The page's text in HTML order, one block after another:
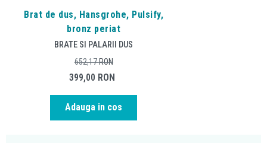
Brat de dus, Hansgrohe, Pulsify,
bronz periat
BRATE SI PALARII DUS
399,00 RON
652,17RON
Adauga in cos